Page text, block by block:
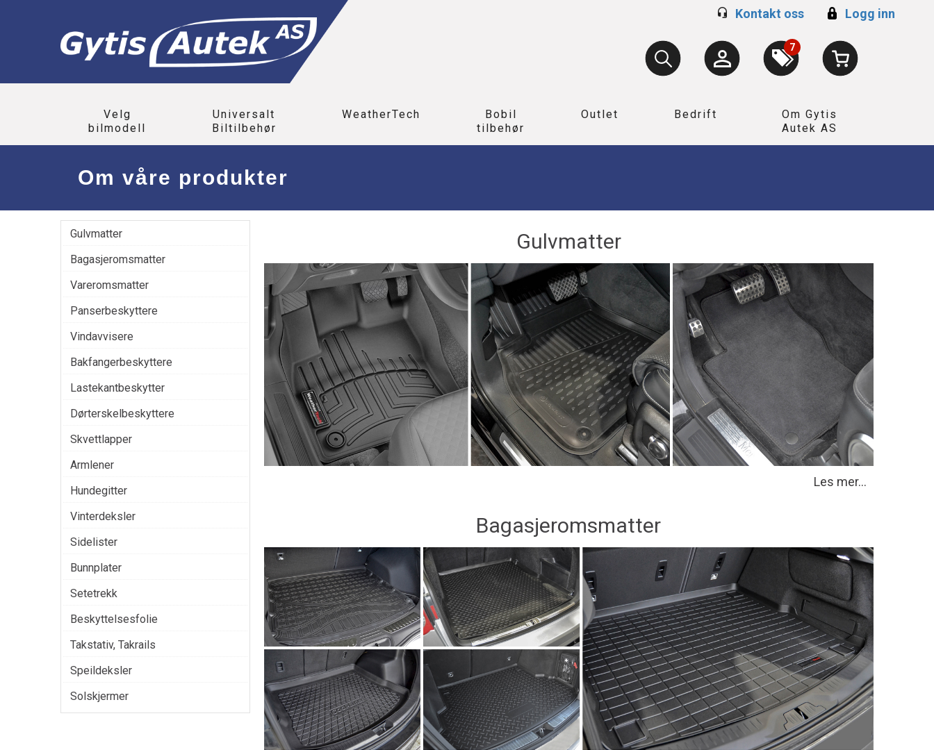
Kontakt oss Logg inn
7
Velg
bilmodell
Universalt
Biltilbehør
WeatherTech
Bobil
tilbehør
Outlet Bedrift
Om Gytis
Autek AS
Om våre produkter
Gulvmatter
Bagasjeromsmatter
Vareromsmatter
Panserbeskyttere
Vindavvisere
Bakfangerbeskyttere
Lastekantbeskytter
Dørterskelbeskyttere
Skvettlapper
Armlener
Hundegitter
Vinterdeksler
Sidelister
Bunnplater
Setetrekk
Beskyttelsesfolie
Takstativ, Takrails
Speildeksler
Solskjermer
Gulvmatter
Les mer...
Bagasjeromsmatter